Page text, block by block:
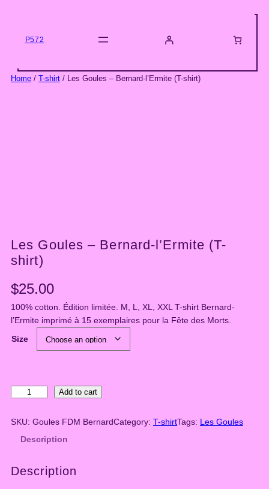
contentP572
Home / T-shirt / Les Goules – Bernard-l’Ermite (T-shirt)
Les Goules – Bernard-l’Ermite (T-
shirt)
$25.00
100% cotton. Édition limitée. M, L, XL, XXL T-shirt Bernard-
l’Ermite imprimé à 15 exemplaires pour la Fête des Morts.
Size
s
Add to cart
SKU: Goules FDM BernardCategory: T-shirtTags: Les Goules
Description
Description